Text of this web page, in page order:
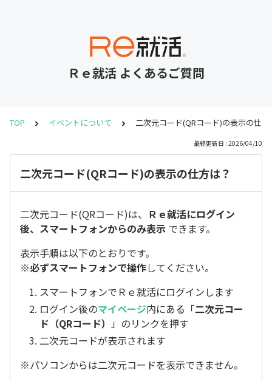
Ｒｅ就活 よくあるご質問
TOP イベントについて 二次元コード(QRコード)の表示の仕方
最終更新日 : 2026/04/10
二次元コード(QRコード)の表示の仕方は？
二次元コード(QRコード)は、 Ｒｅ就活にログイン
後、スマートフォンからのみ表示 できます。
表示手順は以下のとおりです。
※必ずスマートフォンで操作してください。
スマートフォンでＲｅ就活にログインします
ログイン後のマイページ内にある「二次元コー
ド（QRコード）
」のリンクを押す
二次元コードが表示されます
※パソコンからは二次元コードを表示できません。